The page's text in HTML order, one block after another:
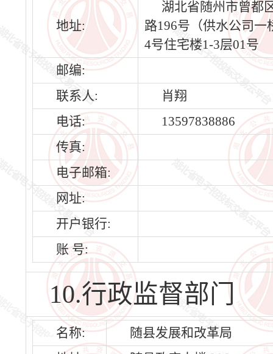
地址:
湖北省随州市曾都
路196号（供水公司一
4号住宅楼1-3层01号
邮编:
联系人:
肖翔
电话:
13597838886
传真:
电子邮箱:
网址:
开户银行:
账 号:
10.行政监督部门
名称:
随县发展和改革局